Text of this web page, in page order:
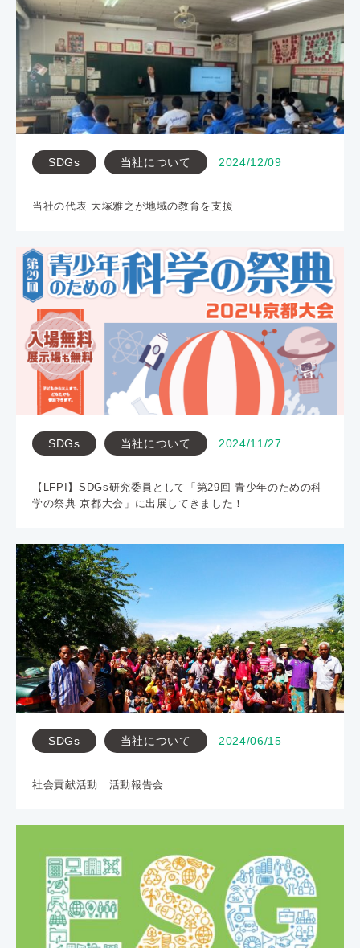
SDGs 当社について 2024/12/09
当社の代表 大塚雅之が地域の教育を支援
SDGs 当社について 2024/11/27
【LFPI】SDGs研究委員として「第29回 青少年のための科
学の祭典 京都大会」に出展してきました！
SDGs 当社について 2024/06/15
社会貢献活動 活動報告会